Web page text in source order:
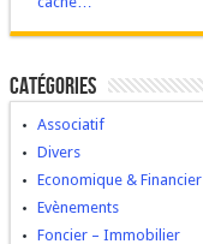
Catégories
Associatif
Divers
Economique & Financier
Evènements
Foncier – Immobilier